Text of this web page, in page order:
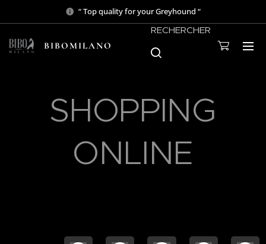
“ Top quality for your Greyhound “
BIBOMILANO
RECHERCHER
SHOPPING
ONLINE